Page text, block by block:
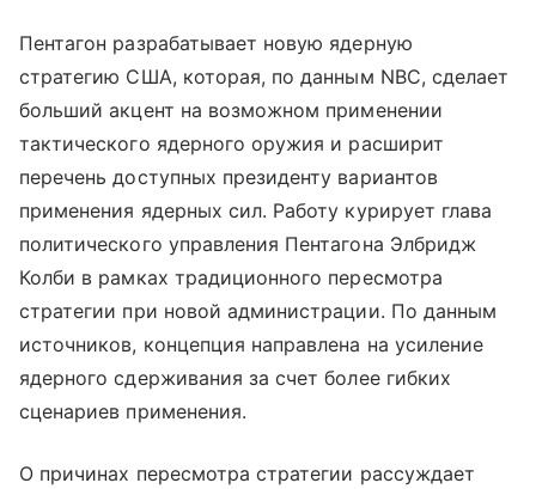
Пентагон разрабатывает новую ядерную
стратегию США, которая, по данным NBC, сделает
больший акцент на возможном применении
тактического ядерного оружия и расширит
перечень доступных президенту вариантов
применения ядерных сил. Работу курирует глава
политического управления Пентагона Элбридж
Колби в рамках традиционного пересмотра
стратегии при новой администрации. По данным
источников, концепция направлена на усиление
ядерного сдерживания за счет более гибких
сценариев применения.
О причинах пересмотра стратегии рассуждает